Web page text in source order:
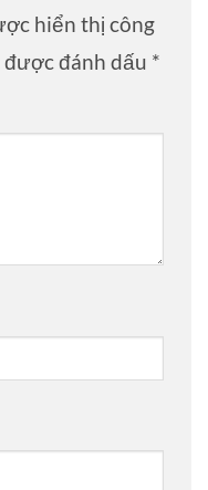
hiển thị công
đánh dấu *